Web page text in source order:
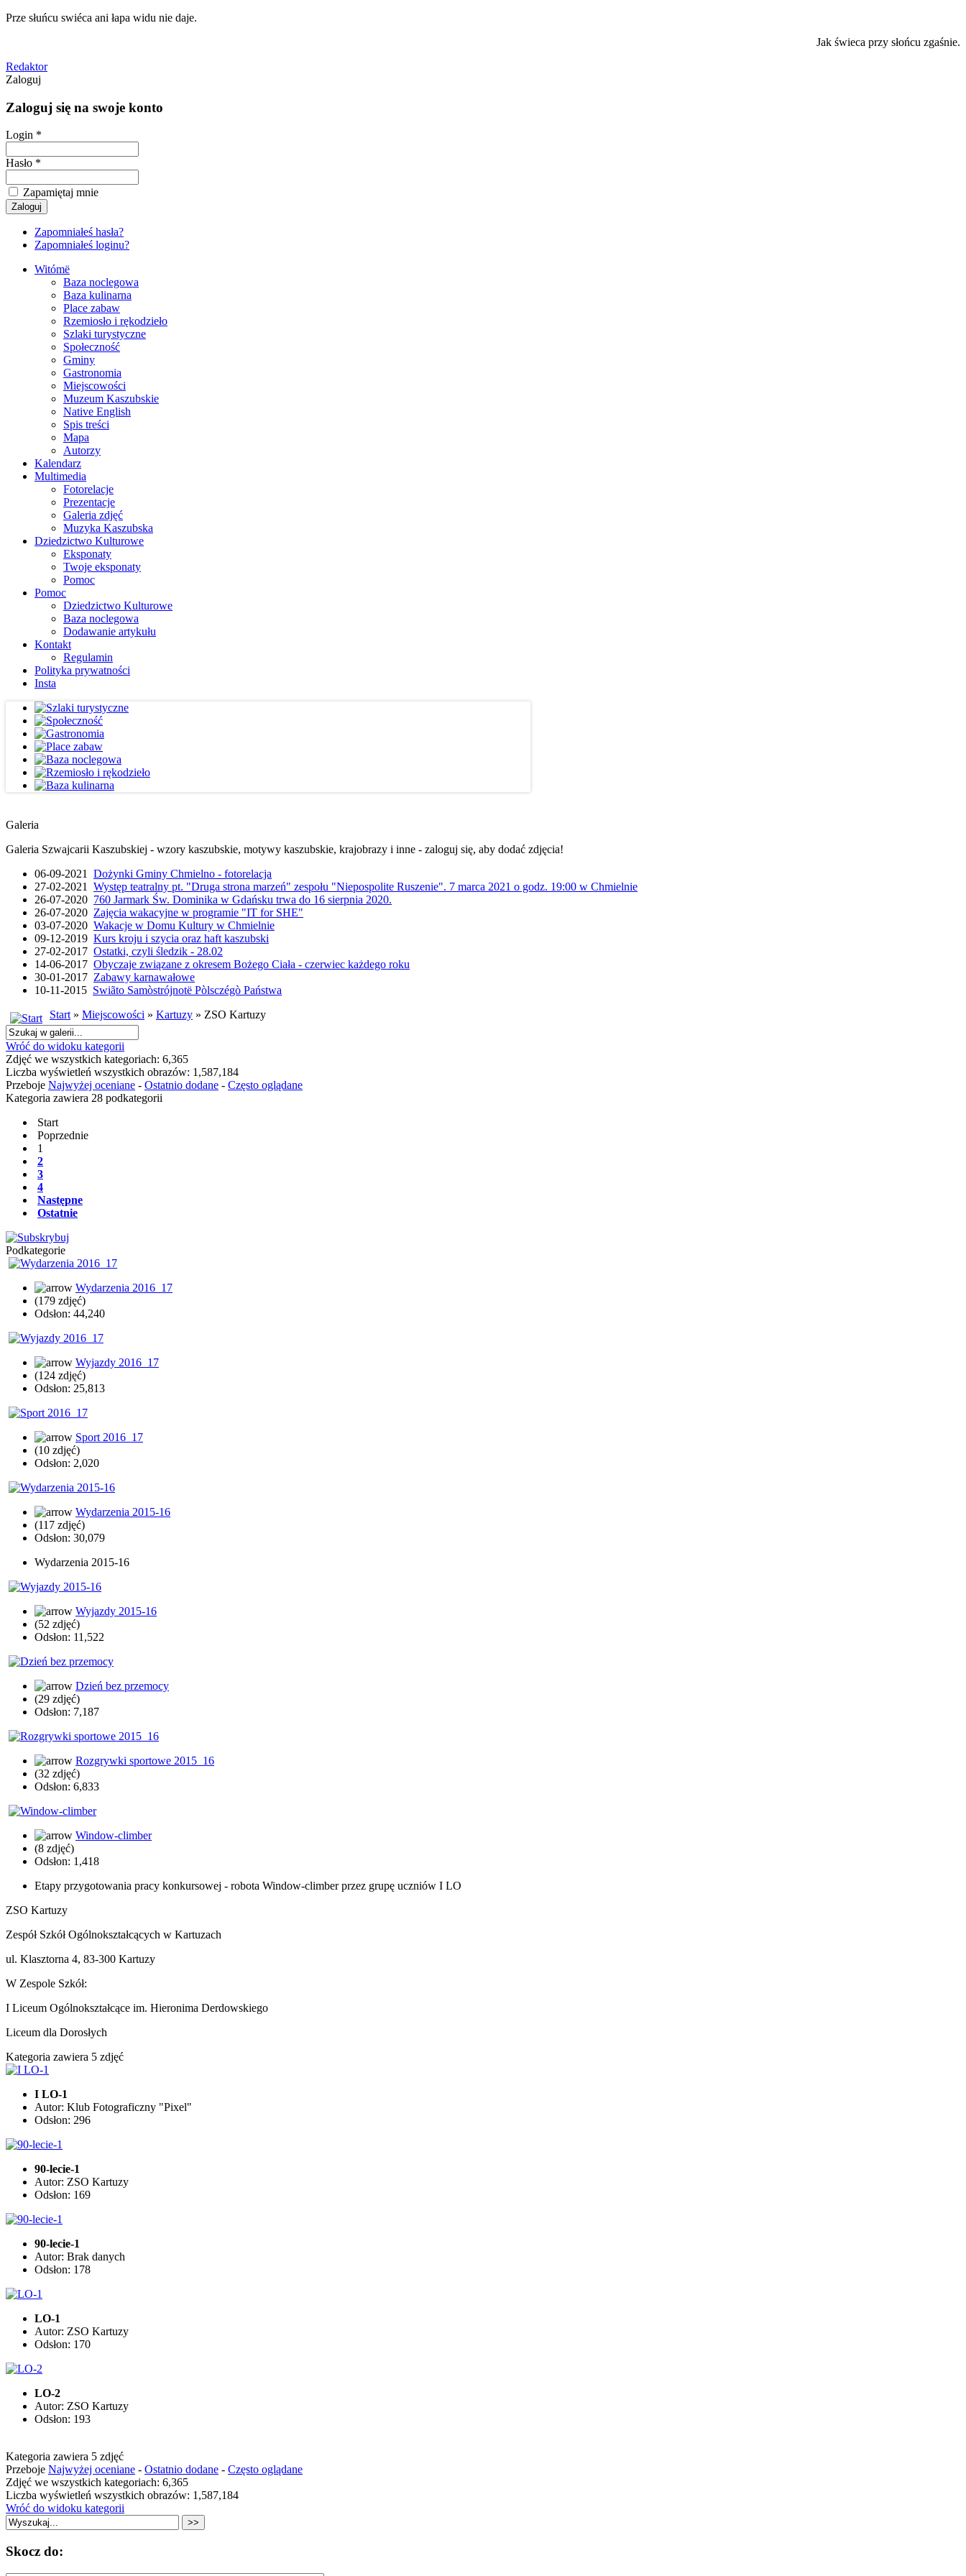
Prze słuńcu swiéca ani łapa widu nie daje.
Jak świeca przy słońcu zgaśnie.
Redaktor
Zaloguj
Zaloguj się na swoje konto
Login *
Hasło *
Zapamiętaj mnie
Zapomniałeś hasła?
Zapomniałeś loginu?
Witómë
Baza noclegowa
Baza kulinarna
Place zabaw
Rzemiosło i rękodzieło
Szlaki turystyczne
Społeczność
Gminy
Gastronomia
Miejscowości
Muzeum Kaszubskie
Native English
Spis treści
Mapa
Autorzy
Kalendarz
Multimedia
Fotorelacje
Prezentacje
Galeria zdjęć
Muzyka Kaszubska
Dziedzictwo Kulturowe
Eksponaty
Twoje eksponaty
Pomoc
Pomoc
Dziedzictwo Kulturowe
Baza noclegowa
Dodawanie artykułu
Kontakt
Regulamin
Polityka prywatności
Insta
Galeria
Galeria Szwajcarii Kaszubskiej - wzory kaszubskie, motywy kaszubskie, krajobrazy i inne - zaloguj się, aby dodać zdjęcia!
06-09-2021 Dożynki Gminy Chmielno - fotorelacja
27-02-2021 Występ teatralny pt. "Druga strona marzeń" zespołu "Niepospolite Ruszenie". 7 marca 2021 o godz. 19:00 w Chmielnie
26-07-2020 760 Jarmark Św. Dominika w Gdańsku trwa do 16 sierpnia 2020.
26-07-2020 Zajęcia wakacyjne w programie "IT for SHE"
03-07-2020 Wakacje w Domu Kultury w Chmielnie
09-12-2019 Kurs kroju i szycia oraz haft kaszubski
27-02-2017 Ostatki, czyli śledzik - 28.02
14-06-2017 Obyczaje związane z okresem Bożego Ciała - czerwiec każdego roku
30-01-2017 Zabawy karnawałowe
10-11-2015 Swiãto Samòstrójnotë Pòlsczégò Państwa
Start» Miejscowości » Kartuzy » ZSO Kartuzy
Wróć do widoku kategorii
Zdjęć we wszystkich kategoriach: 6,365
Liczba wyświetleń wszystkich obrazów: 1,587,184
Przeboje Najwyżej oceniane - Ostatnio dodane - Często oglądane
Kategoria zawiera 28 podkategorii
Start
Poprzednie
1
2
3
4
Następne
Ostatnie
Podkategorie
Wydarzenia 2016_17
(179 zdjęć)
Odsłon: 44,240
Wyjazdy 2016_17
(124 zdjęć)
Odsłon: 25,813
Sport 2016_17
(10 zdjęć)
Odsłon: 2,020
Wydarzenia 2015-16
(117 zdjęć)
Odsłon: 30,079
Wydarzenia 2015-16
Wyjazdy 2015-16
(52 zdjęć)
Odsłon: 11,522
Dzień bez przemocy
(29 zdjęć)
Odsłon: 7,187
Rozgrywki sportowe 2015_16
(32 zdjęć)
Odsłon: 6,833
Window-climber
(8 zdjęć)
Odsłon: 1,418
Etapy przygotowania pracy konkursowej - robota Window-climber przez grupę uczniów I LO
ZSO Kartuzy
Zespół Szkół Ogólnokształcących w Kartuzach
ul. Klasztorna 4, 83-300 Kartuzy
W Zespole Szkół:
I Liceum Ogólnokształcące im. Hieronima Derdowskiego
Liceum dla Dorosłych
Kategoria zawiera 5 zdjęć
I LO-1
Autor: Klub Fotograficzny "Pixel"
Odsłon: 296
90-lecie-1
Autor: ZSO Kartuzy
Odsłon: 169
90-lecie-1
Autor: Brak danych
Odsłon: 178
LO-1
Autor: ZSO Kartuzy
Odsłon: 170
LO-2
Autor: ZSO Kartuzy
Odsłon: 193
Kategoria zawiera 5 zdjęć
Przeboje Najwyżej oceniane - Ostatnio dodane - Często oglądane
Zdjęć we wszystkich kategoriach: 6,365
Liczba wyświetleń wszystkich obrazów: 1,587,184
Wróć do widoku kategorii
Skocz do: